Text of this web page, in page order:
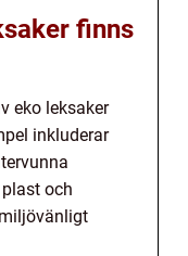
finns
eko leksaker
inkluderar
och